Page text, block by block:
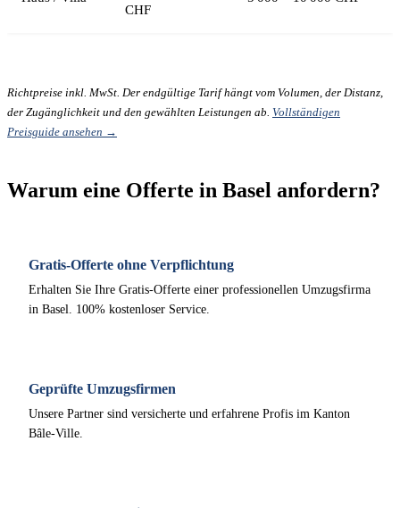
CHF
Richtpreise inkl. MwSt. Der endgültige Tarif hängt vom Volumen, der Distanz,
der Zugänglichkeit und den gewählten Leistungen ab. Vollständigen
Preisguide ansehen →
Warum eine Offerte in Basel anfordern?
Gratis-Offerte ohne Verpflichtung
Erhalten Sie Ihre Gratis-Offerte einer professionellen Umzugsfirma
in Basel. 100% kostenloser Service.
Geprüfte Umzugsfirmen
Unsere Partner sind versicherte und erfahrene Profis im Kanton
Bâle-Ville.